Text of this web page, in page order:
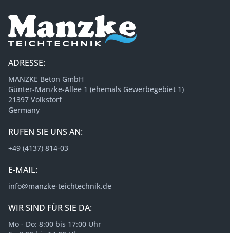
ADRESSE:
MANZKE Beton GmbH
Günter-Manzke-Allee 1 (ehemals Gewerbegebiet 1)
21397 Volkstorf
Germany
RUFEN SIE UNS AN:
+49 (4137) 814-03
E-MAIL:
info@manzke-teichtechnik.de
WIR SIND FÜR SIE DA:
Mo - Do: 8:00 bis 17:00 Uhr